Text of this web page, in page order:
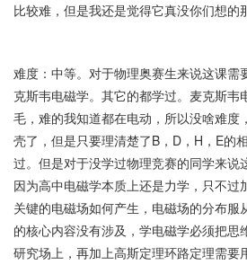
比较难，但是我还是觉得它真没你们想的
难度：中等。对于物理奥赛生来说这课需
克斯韦电磁学。其它的都学过。麦克斯韦
毛，难的我知道都在电动，所以没啥难度
壳了，但是只要理清楚了B，D，H，E的
过。但是对于没学过物理竞赛的同学来说
因为高中电磁学本质上还是力学，只不过
关键的电磁场如何产生，电磁场的分布服
的核心内容没有涉及，学电磁学必须把思
研究场上，再加上高斯定理环路定理需要